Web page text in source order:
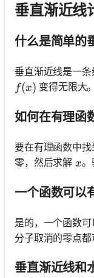
垂直渐近线
什么是简单的
垂直渐近线是一
f(x)
f(x) 变得无限大。
如何在有理函
要在有理函数中
零，然后求解 x
x。
一个函数可以
是的，一个函数
分子取消的零点都
垂直渐近线和